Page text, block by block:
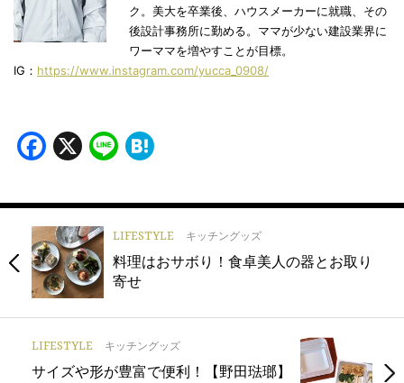
ク。美大を卒業後、ハウスメーカーに就職、その
後設計事務所に勤める。ママが少ない建設業界に
ワーママを増やすことが目標。
IG： https://www.instagram.com/yucca_0908/
Facebook
X Line
LIFESTYLE キッチングッズ
料理はおサボり！食卓美人の器とお取り
寄せ
LIFESTYLE キッチングッズ
サイズや形が豊富で便利！【野田琺瑯】